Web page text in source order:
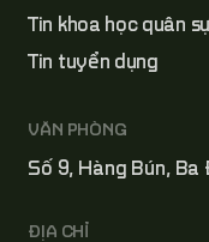
Tin khoa học quân
Tin tuyển dụng
VĂN PHÒNG
Số 9, Hàng Bún, Ba
ĐỊA CHỈ